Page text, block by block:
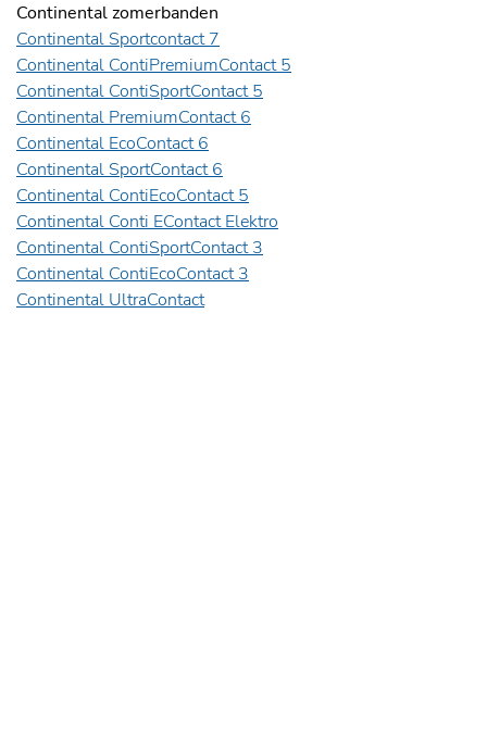
Continental zomerbanden
Continental Sportcontact 7
Continental ContiPremiumContact 5
Continental ContiSportContact 5
Continental PremiumContact 6
Continental EcoContact 6
Continental SportContact 6
Continental ContiEcoContact 5
Continental Conti EContact Elektro
Continental ContiSportContact 3
Continental ContiEcoContact 3
Continental UltraContact